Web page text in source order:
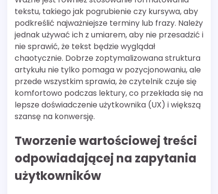
tekstu, takiego jak pogrubienie czy kursywa, aby
podkreślić najważniejsze terminy lub frazy. Należy
jednak używać ich z umiarem, aby nie przesadzić i
nie sprawić, że tekst będzie wyglądał
chaotycznie. Dobrze zoptymalizowana struktura
artykułu nie tylko pomaga w pozycjonowaniu, ale
przede wszystkim sprawia, że czytelnik czuje się
komfortowo podczas lektury, co przekłada się na
lepsze doświadczenie użytkownika (UX) i większą
szansę na konwersję.
Tworzenie wartościowej treści
odpowiadającej na zapytania
użytkowników